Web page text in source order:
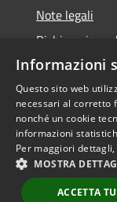
Note legali
Dichiarazione
RSS
Accessibilità
Privacy
Cookie
Mappa del sito
Informazioni
Questo sito web
necessari al corretto
nonché un cookie
informazioni
Per maggiori
MOSTRA
ACCETTA